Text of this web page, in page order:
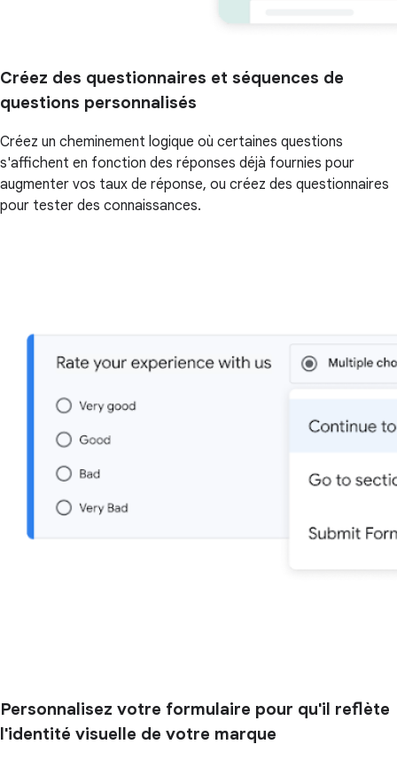
Créez des questionnaires et séquences de
questions personnalisés
Créez un cheminement logique où certaines questions
s'affichent en fonction des réponses déjà fournies pour
augmenter vos taux de réponse, ou créez des questionnaires
pour tester des connaissances.
Personnalisez votre formulaire pour qu'il reflète
l'identité visuelle de votre marque